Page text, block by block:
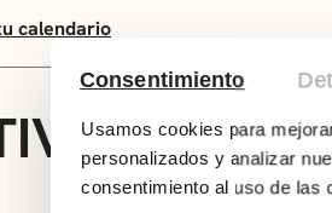
Consentimiento
Usamos cookies para
personalizados y analizar
consentimiento al uso de las
calendario